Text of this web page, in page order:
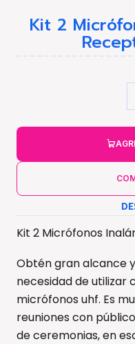
Kit 2
Kit 2 Micrófonos
Obtén gran alcance
necesidad de utilizar
micrófonos uhf. Es
reuniones con
de ceremonias, en